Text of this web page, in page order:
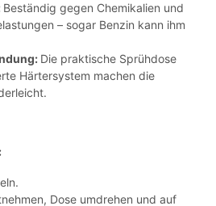
Beständig gegen Chemikalien und
– sogar Benzin kann ihm
Die praktische Sprühdose
Härtersystem machen die
Dose umdrehen und auf